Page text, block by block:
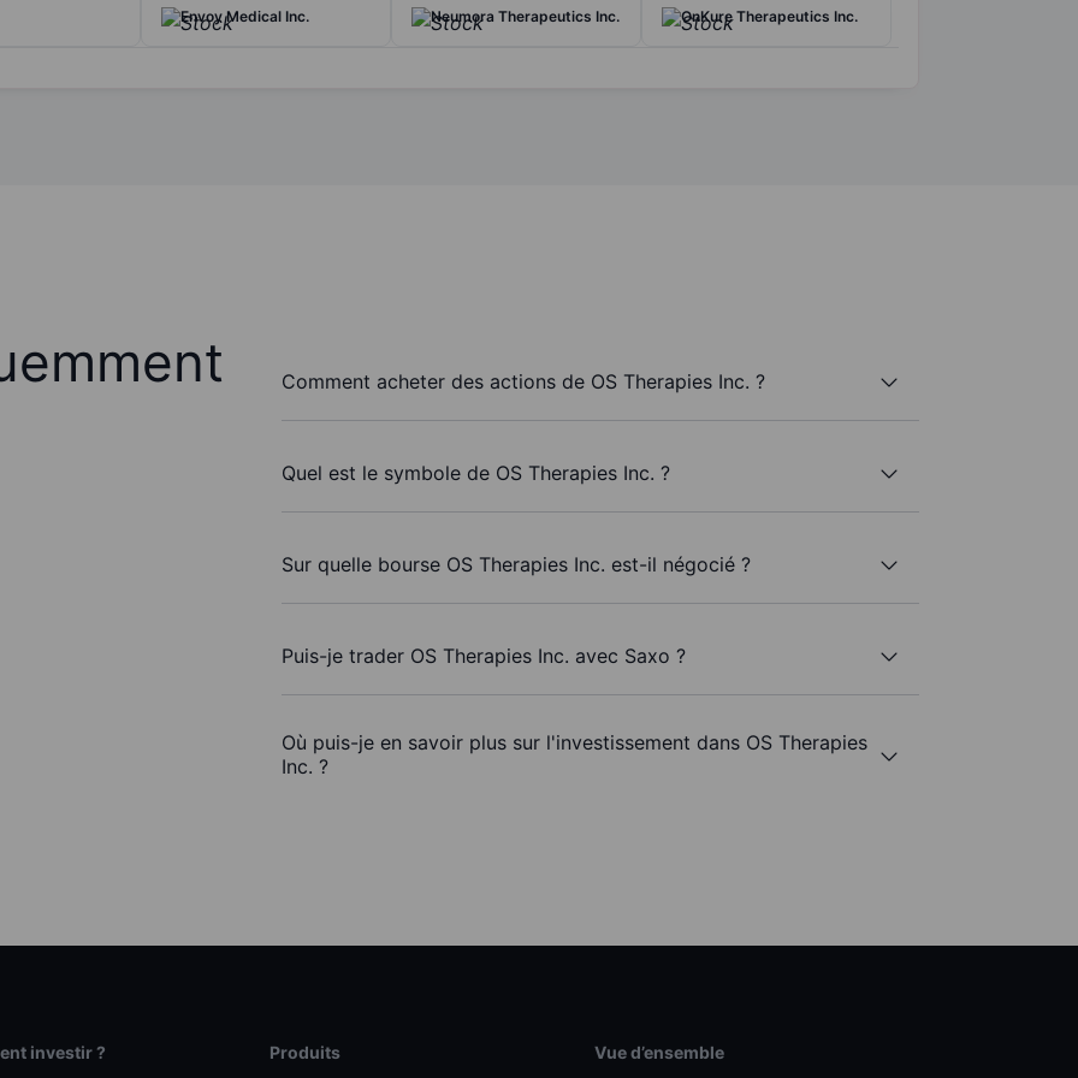
Envoy Medical Inc. Neumora Therapeutics Inc. OnKure Therapeutics Inc.
Comment acheter des actions de OS Therapies Inc. ?
Quel est le symbole de OS Therapies Inc. ?
Sur quelle bourse OS Therapies Inc. est-il négocié ?
Puis-je trader OS Therapies Inc. avec Saxo ?
Où puis-je en savoir plus sur l'investissement dans OS Therapies
Inc. ?
investir ? Produits Vue d’ensemble